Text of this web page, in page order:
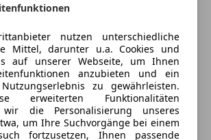
1A,
AT
des Anbieters
nutzen unterschiedliche
Mittel, darunter u.a. Cookies und
auf unserer Webseite, um Ihnen
anzubieten und ein
zu gewährleisten.
erweiterten Funktionalitäten
wir die Personalisierung unseres
um Ihre Suchvorgänge bei einem
fortzusetzen, Ihnen passende